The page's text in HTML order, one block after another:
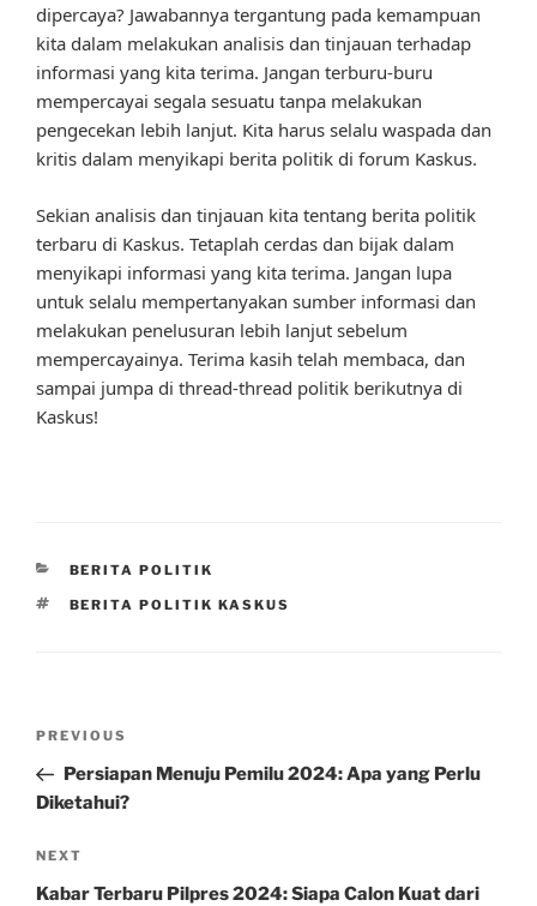
dipercaya? Jawabannya tergantung pada kemampuan
kita dalam melakukan analisis dan tinjauan terhadap
informasi yang kita terima. Jangan terburu-buru
mempercayai segala sesuatu tanpa melakukan
pengecekan lebih lanjut. Kita harus selalu waspada dan
kritis dalam menyikapi berita politik di forum Kaskus.
Sekian analisis dan tinjauan kita tentang berita politik
terbaru di Kaskus. Tetaplah cerdas dan bijak dalam
menyikapi informasi yang kita terima. Jangan lupa
untuk selalu mempertanyakan sumber informasi dan
melakukan penelusuran lebih lanjut sebelum
mempercayainya. Terima kasih telah membaca, dan
sampai jumpa di thread-thread politik berikutnya di
Kaskus!
CATEGORIES
BERITA POLITIK
TAGS
BERITA POLITIK KASKUS
Previous
Post
PREVIOUS
Persiapan Menuju Pemilu 2024: Apa yang Perlu
Diketahui?
Next
Post
NEXT
Kabar Terbaru Pilpres 2024: Siapa Calon Kuat dari